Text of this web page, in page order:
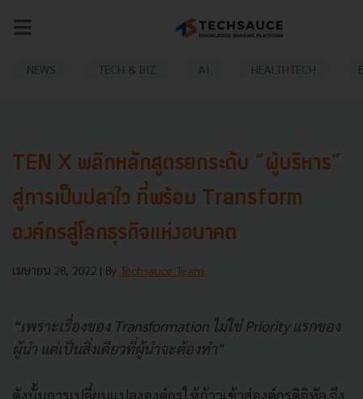
NEWS TECH & BIZ AI HEALTHTECH
TEN X พลิกหลักสูตรยกระดับ “ผู้บริหาร”
สู่การเป็นปลาไว ที่พร้อม Transform
องค์กรสู่โลกธุรกิจแห่งอนาคต
เมษายน 28, 2022 | By Techsauce Team
“เพราะเรื่องของ Transformation ไม่ใช่ Priority แรกของ
ผู้นำ แต่เป็นสิ่งเดียวที่ผู้นำจะต้องทำ"